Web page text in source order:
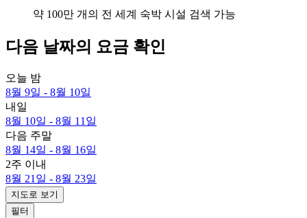
약 100만 개의 전 세계 숙박 시설 검색 가능
다음 날짜의 요금 확인
오늘 밤
8월 9일 - 8월 10일
내일
8월 10일 - 8월 11일
다음 주말
8월 14일 - 8월 16일
2주 이내
8월 21일 - 8월 23일
지도로 보기
필터